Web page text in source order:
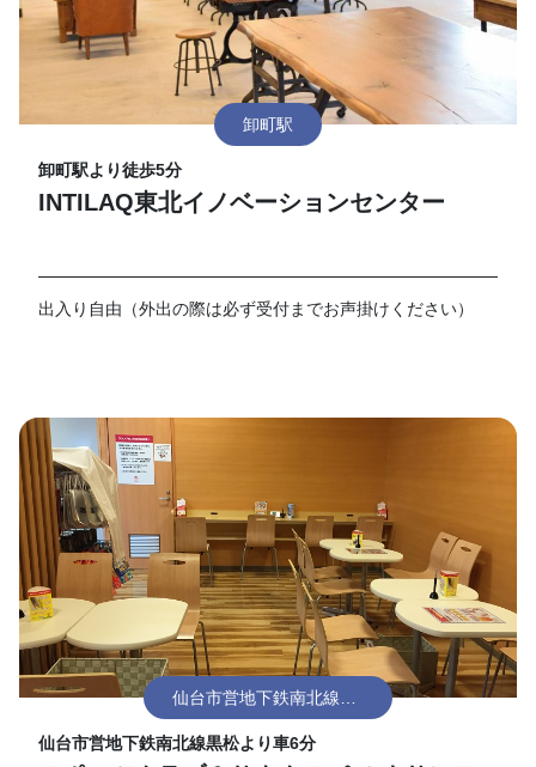
卸町駅
卸町駅より徒歩5分
INTILAQ東北イノベーションセンター
出入り自由（外出の際は必ず受付までお声掛けください）
仙台市営地下鉄南北線黒
松
仙台市営地下鉄南北線黒松より車6分